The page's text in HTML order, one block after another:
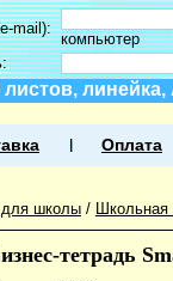
mail):
компьютер
линейка,
Оплата
школы / Школьная
тетрадь